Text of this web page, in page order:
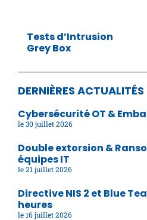
Tests d’Intrusion
Grey Box
DERNIÈRES ACTUALITÉS
Cybersécurité OT &
30 juillet 2026
Double extorsion &
équipes IT
21 juillet 2026
Directive NIS 2 et Blue
heures
16 juillet 2026